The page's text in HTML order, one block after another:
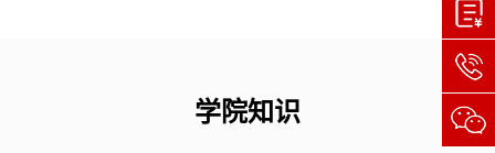
学院知识